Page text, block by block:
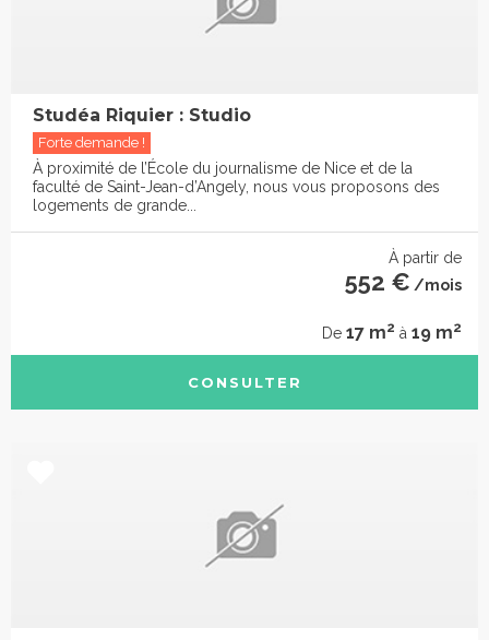
Studéa Riquier : Studio
Forte demande !
À proximité de l’École du journalisme de Nice et de la
faculté de Saint-Jean-d’Angely, nous vous proposons des
logements de grande...
À partir de
552 € /mois
De 17 m2 à 19 m2
CONSULTER